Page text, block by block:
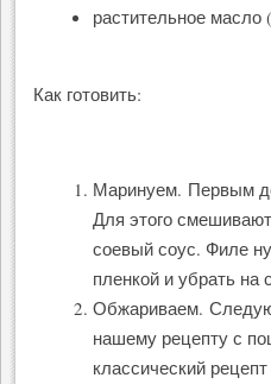
растительное масло
Как готовить:
Маринуем. Первым
Для этого
соевый соус. Филе
пленкой и убрать на
Обжариваем.
нашему рецепту с
классический